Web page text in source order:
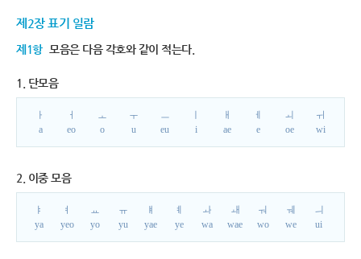
제2장 표기 일람
제1항 모음은 다음 각호와 같이 적는다.
1. 단모음
ㅏ
a
ㅓ
eo
ㅗ
o
ㅜ
u
ㅡ
eu
i
ㅐ
ae
ㅔ
e
ㅚ
oe
ㅟ
wi
2. 이중 모음
ㅑ
ya
ㅕ
yeo
ㅛ
yo
ㅠ
yu
ㅒ
yae
ㅖ
ye
ㅘ
wa
ㅙ
wae
ㅝ
wo
ㅞ
we
ㅢ
ui